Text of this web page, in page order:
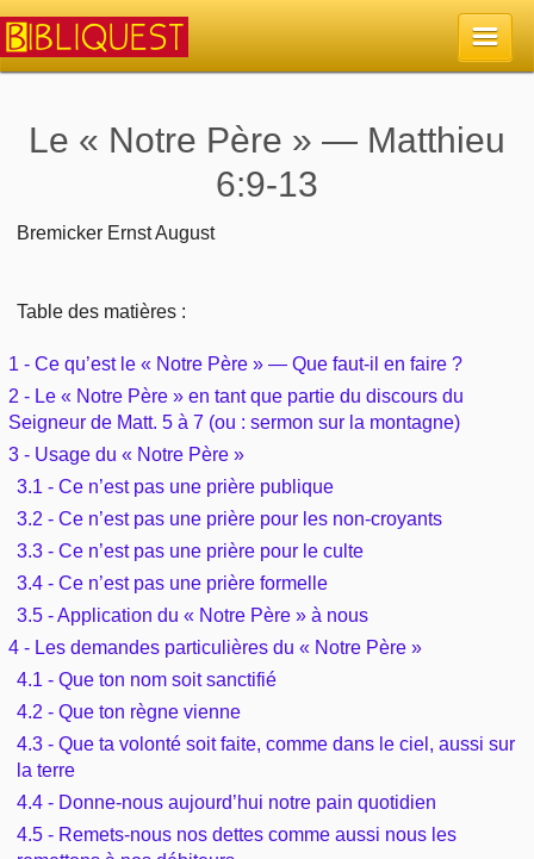
Retour à l'accueil
Quoi de neuf sur Bibliquest
Sujets d'actualité
Librairies, éditeurs
Autres sites chrétiens
Outils
Paramètres
La Bible
Lisez la Bible
Écoutez la Bible
Rechercher (concordance)
Au sujet de la Bible
Études et commentaires par passage
Versets Classés
Lecture Journalière
Tous les sujets
Dieu
La Bible
Mort, résurrection
L'Église, l'Assemblée
Prophétie
Sanctification
Études et commentaires par passage
Personnages bibliques
Édification
Commentaires journaliers
COURS Bibliques - GUIDES de lecture
Pour débuter
Recherche
Rechercher dans le site
Sujets de A à Z
Ouvrages de A à Z
Auteurs de A à Z
Rechercher dans la Bible
Études et commentaires par passage
En bref
Aperçus Livres de la Bible
Autres FAQ
Le « Notre Père » — Matthieu
6:9-13
Bremicker Ernst August
Table des matières :
1 - Ce qu’est le « Notre Père » — Que faut-il en faire ?
2 - Le « Notre Père » en tant que partie du discours du
Seigneur de Matt. 5 à 7 (ou : sermon sur la montagne)
3 - Usage du « Notre Père »
3.1 - Ce n’est pas une prière publique
3.2 - Ce n’est pas une prière pour les non-croyants
3.3 - Ce n’est pas une prière pour le culte
3.4 - Ce n’est pas une prière formelle
3.5 - Application du « Notre Père » à nous
4 - Les demandes particulières du « Notre Père »
4.1 - Que ton nom soit sanctifié
4.2 - Que ton règne vienne
4.3 - Que ta volonté soit faite, comme dans le ciel, aussi sur
la terre
4.4 - Donne-nous aujourd’hui notre pain quotidien
4.5 - Remets-nous nos dettes comme aussi nous les